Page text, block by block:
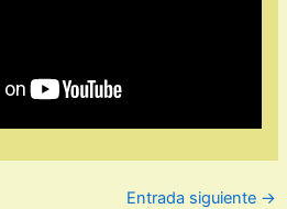
Entrada siguiente →